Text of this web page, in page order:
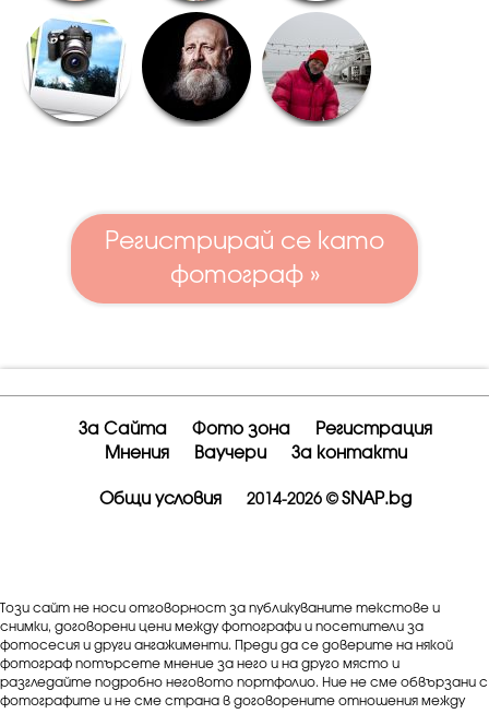
Регистрирай се като
фотограф »
За Сайта Фото зона
Регистрация
Мнения
Ваучери За контакти
Общи условия 2014-2026 © SNAP.bg
Този сайт не носи отговорност за публикуваните текстове и
снимки, договорени цени между фотографи и посетители за
фотосесия и други ангажименти. Преди да се доверите на някой
фотограф потърсете мнение за него и на друго място и
разгледайте подробно неговото портфолио. Ние не сме обвързани с
фотографите и не сме страна в договорените отношения между